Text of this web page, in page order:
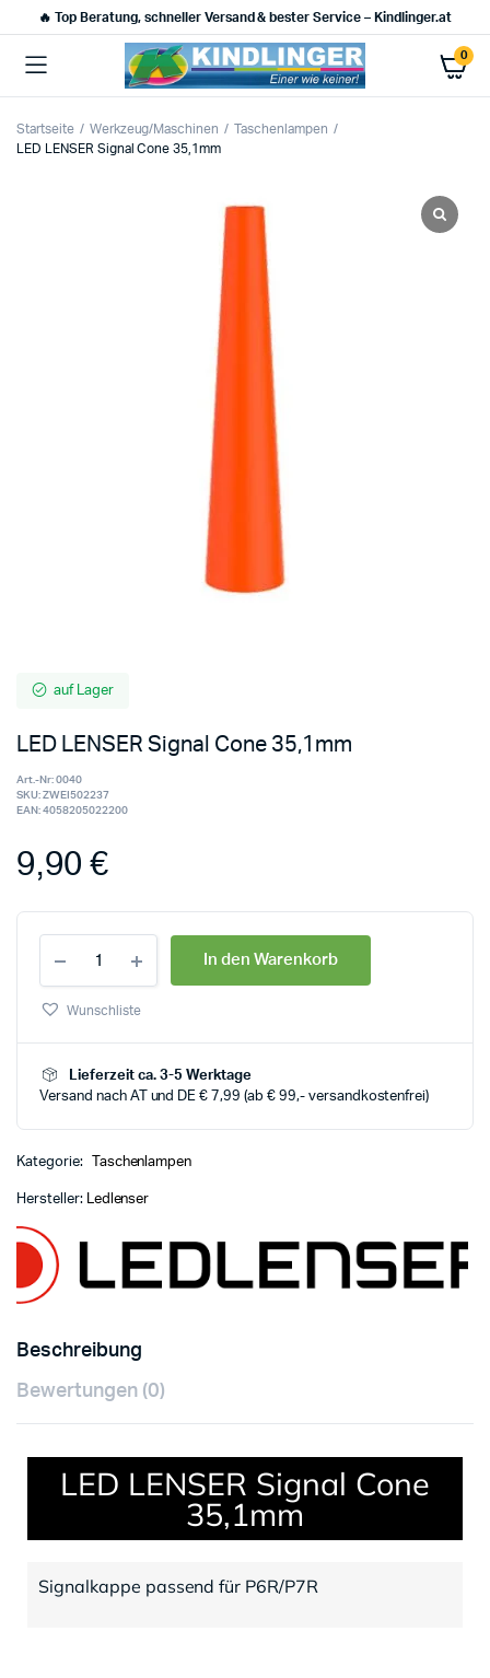
🔥 Top Beratung, schneller Versand & bester Service – Kindlinger.at
0
Startseite Werkzeug/Maschinen
Taschenlampen
LED LENSER Signal Cone 35,1mm
auf Lager
LED LENSER Signal Cone 35,1mm
Art.-Nr:0040
SKU: ZWEI502237
EAN:4058205022200
9,90€
In den Warenkorb
Wunschliste
Lieferzeit ca. 3-5 Werktage
Versand nach AT und DE € 7,99 (ab € 99,- versandkostenfrei)
Kategorie: Taschenlampen
Hersteller: Ledlenser
Beschreibung
Bewertungen (0)
LED LENSER Signal Cone
35,1mm
Signalkappe passend für P6R/P7R